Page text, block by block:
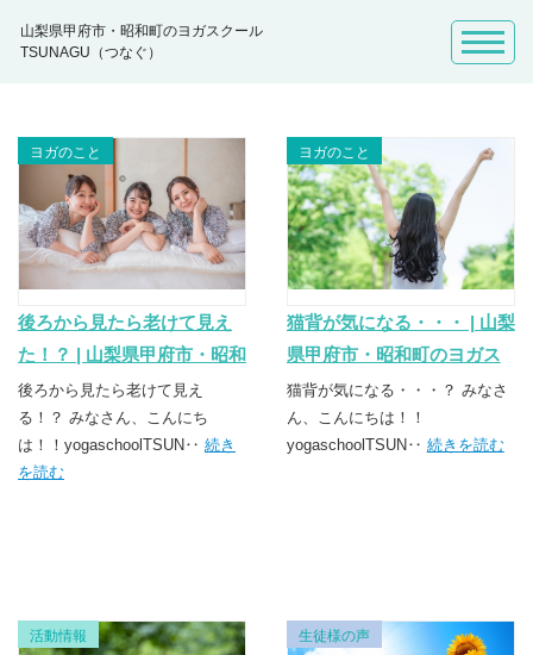
山梨県甲府市・昭和町のヨガスクール
TSUNAGU（つなぐ）
ヨガのこと
後ろから見たら老けて見え
た！？ | 山梨県甲府市・昭和
町のヨガスクール
TSUNAGU（つなぐ）
後ろから見たら老けて見え
る！？ みなさん、こんにち
は！！yogaschoolTSUN‥ 続き
を読む
ヨガのこと
猫背が気になる・・・ | 山梨
県甲府市・昭和町のヨガス
クール TSUNAGU（つな
ぐ）
猫背が気になる・・・？ みなさ
ん、こんにちは！！
yogaschoolTSUN‥ 続きを読む
活動情報 生徒様の声